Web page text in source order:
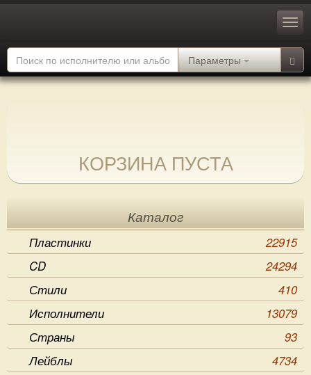
Параметры
КОРЗИНА ПУСТА
Каталог
Пластинки
22915
CD
24294
Стили
410
Исполнители
13079
Страны
93
Лейблы
4734